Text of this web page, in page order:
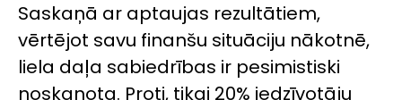
Saskaņā ar aptaujas rezultātiem,
vērtējot savu finanšu situāciju nākotnē,
liela daļa sabiedrības ir pesimistiski
noskaņota. Proti, tikai 20% iedzīvotāju